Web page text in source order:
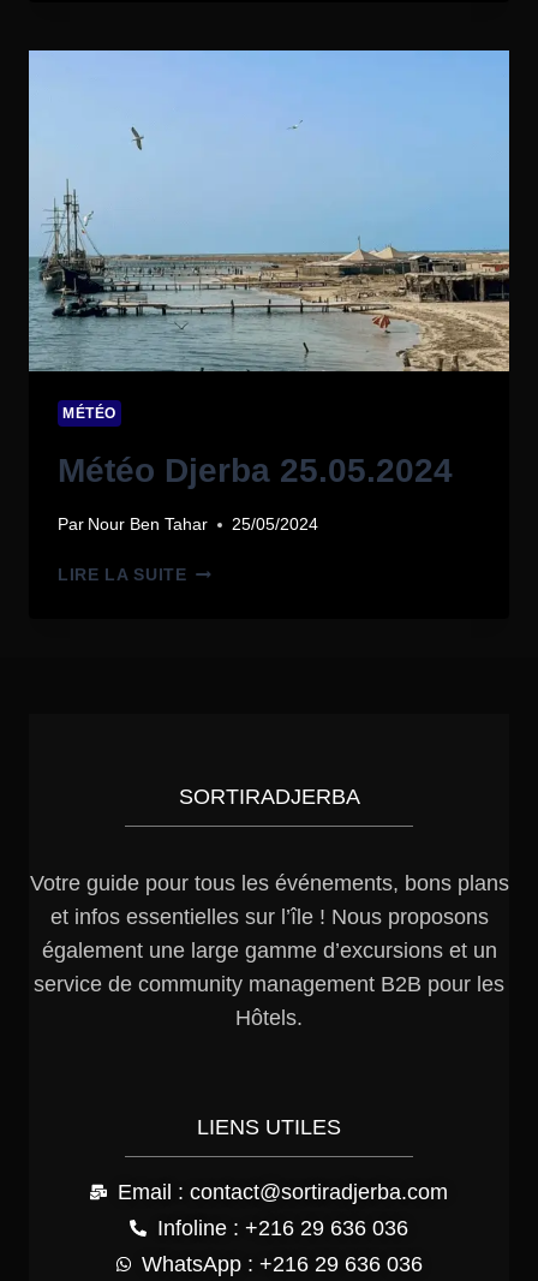
MÉTÉO
Météo Djerba 25.05.2024
Par Nour Ben Tahar 25/05/2024
LIRE LA SUITE
SORTIRADJERBA
Votre guide pour tous les événements, bons plans
et infos essentielles sur l’île ! Nous proposons
également une large gamme d’excursions et un
service de community management B2B pour les
Hôtels.
LIENS UTILES
Email : contact@sortiradjerba.com
Infoline : +216 29 636 036
WhatsApp : +216 29 636 036